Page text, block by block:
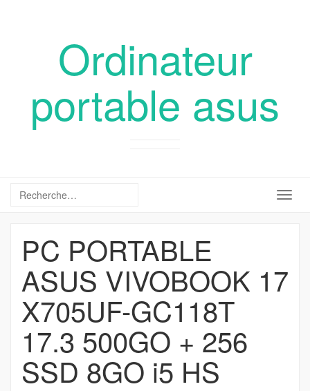
Ordinateur
portable asus
PC PORTABLE
ASUS VIVOBOOK 17
X705UF-GC118T
17.3 500GO + 256
SSD 8GO i5 HS